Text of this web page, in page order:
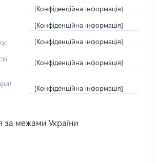
[Конфіденційна інформація]
[Конфіденційна інформація]
[Конфіденційна інформація]
[Конфіденційна інформація]
[Конфіденційна інформація]
за межами України